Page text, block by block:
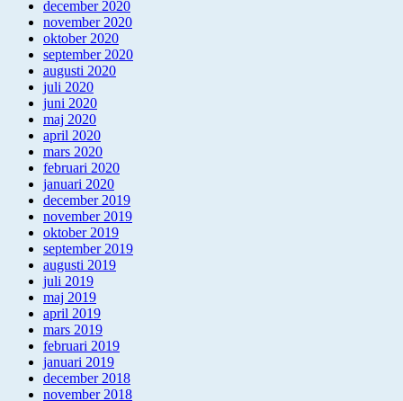
december 2020
november 2020
oktober 2020
september 2020
augusti 2020
juli 2020
juni 2020
maj 2020
april 2020
mars 2020
februari 2020
januari 2020
december 2019
november 2019
oktober 2019
september 2019
augusti 2019
juli 2019
maj 2019
april 2019
mars 2019
februari 2019
januari 2019
december 2018
november 2018